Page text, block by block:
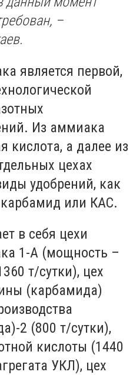
, –
является первой,
Из аммиака
кислота, а далее из
цехах
удобрений, как
или КАС.
в себя цехи
1-А (мощность –
т/сутки), цех
(карбамида)
2 (800 т/сутки),
кислоты (1440
УКЛ), цех